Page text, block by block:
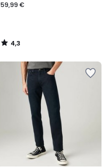
59,99 €
4,3
/